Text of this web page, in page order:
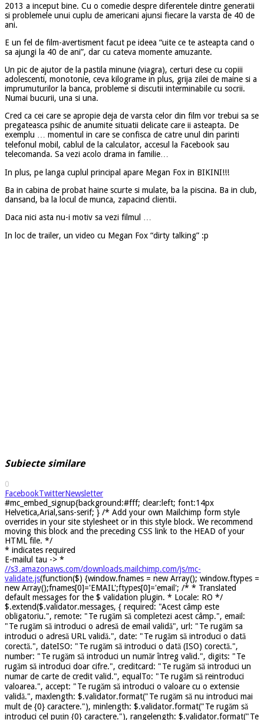
2013 a inceput bine. Cu o comedie despre diferentele dintre generatii
si problemele unui cuplu de americani ajunsi fiecare la varsta de 40 de
ani.
E un fel de film-avertisment facut pe ideea “uite ce te asteapta cand o
sa ajungi la 40 de ani”, dar cu cateva momente amuzante.
Un pic de ajutor de la pastila minune (viagra), certuri dese cu copiii
adolescenti, monotonie, ceva kilograme in plus, grija zilei de maine si a
imprumuturilor la banca, probleme si discutii interminabile cu socrii.
Numai bucurii, una si una.
Cred ca cei care se apropie deja de varsta celor din film vor trebui sa se
pregateasca psihic de anumite situatii delicate care ii asteapta. De
exemplu … momentul in care se confisca de catre unul din parinti
telefonul mobil, cablul de la calculator, accesul la Facebook sau
telecomanda. Sa vezi acolo drama in familie…
In plus, pe langa cuplul principal apare Megan Fox in BIKINI!!!
Ba in cabina de probat haine scurte si mulate, ba la piscina. Ba in club,
dansand, ba la locul de munca, zapacind clientii.
Daca nici asta nu-i motiv sa vezi filmul …
In loc de trailer, un video cu Megan Fox “dirty talking” :p
Subiecte similare
0
FacebookTwitterNewsletter
#mc_embed_signup{background:#fff; clear:left; font:14px
Helvetica,Arial,sans-serif; } /* Add your own Mailchimp form style
overrides in your site stylesheet or in this style block. We recommend
moving this block and the preceding CSS link to the HEAD of your
HTML file. */
* indicates required
E-mailul tau -> *
//s3.amazonaws.com/downloads.mailchimp.com/js/mc-
validate.js(function($) {window.fnames = new Array(); window.ftypes =
new Array();fnames[0]='EMAIL';ftypes[0]='email'; /* * Translated
default messages for the $ validation plugin. * Locale: RO */
$.extend($.validator.messages, { required: "Acest câmp este
obligatoriu.", remote: "Te rugăm să completezi acest câmp.", email:
"Te rugăm să introduci o adresă de email validă", url: "Te rugăm sa
introduci o adresă URL validă.", date: "Te rugăm să introduci o dată
corectă.", dateISO: "Te rugăm să introduci o dată (ISO) corectă.",
number: "Te rugăm să introduci un număr întreg valid.", digits: "Te
rugăm să introduci doar cifre.", creditcard: "Te rugăm să introduci un
numar de carte de credit valid.", equalTo: "Te rugăm să reintroduci
valoarea.", accept: "Te rugăm să introduci o valoare cu o extensie
validă.", maxlength: $.validator.format("Te rugăm să nu introduci mai
mult de {0} caractere."), minlength: $.validator.format("Te rugăm să
introduci cel puțin {0} caractere."), rangelength: $.validator.format("Te